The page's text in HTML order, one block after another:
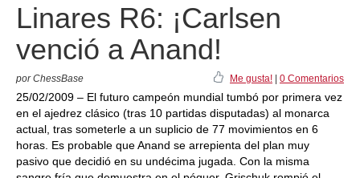
Linares R6: ¡Carlsen
venció a Anand!
por ChessBase Me gusta! 0 Comentarios
25/02/2009 – El futuro campeón mundial tumbó por primera vez
en el ajedrez clásico (tras 10 partidas disputadas) al monarca
actual, tras someterle a un suplicio de 77 movimientos en 6
horas. Es probable que Anand se arrepienta del plan muy
pasivo que decidió en su undécima jugada. Con la misma